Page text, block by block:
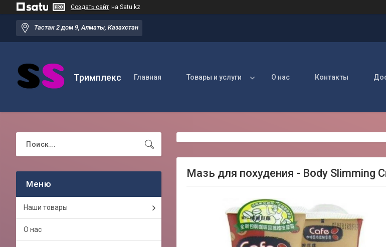
Создать сайт на Satu.kz
Тастак 2 дом 9, Алматы, Казахстан
Тримплекс Главная Товары и услуги О нас Контакты
Мазь для похудения - Body Slimming
Наши товары
О нас